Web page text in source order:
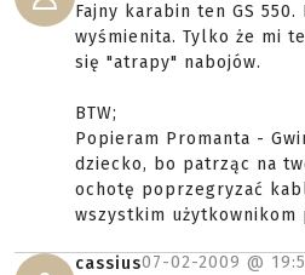
Fajny karabin ten GS 550.
wyśmienita. Tylko że mi
się "atrapy" nabojów.
BTW;
Popieram Promanta -
dziecko, bo patrząc na
ochotę poprzegryzać
wszystkim użytkownikom
cassius07-02-2009 @